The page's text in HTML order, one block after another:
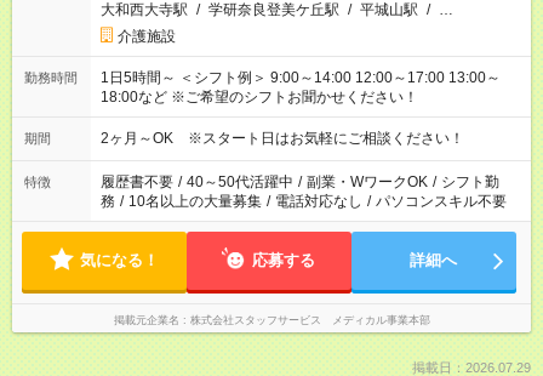
大和西大寺駅 / 学研奈良登美ケ丘駅 / 平城山駅 / …
介護施設
勤務時間
1日5時間～ ＜シフト例＞ 9:00～14:00 12:00～17:00 13:00～
18:00など ※ご希望のシフトお聞かせください！
期間 2ヶ月～OK ※スタート日はお気軽にご相談ください！
特徴 履歴書不要 / 40～50代活躍中 / 副業・WワークOK / シフト勤
務 / 10名以上の大量募集 / 電話対応なし / パソコンスキル不要
気になる！ 応募する 詳細へ
掲載元企業名 株式会社スタッフサービス メディカル事業本部
掲載日：2026.07.29